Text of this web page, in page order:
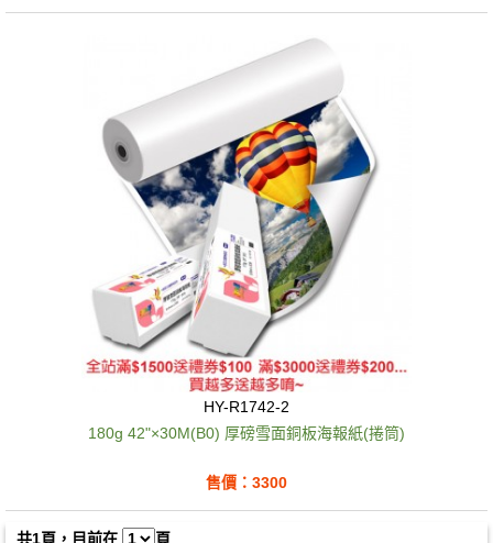
HY-R1742-2
180g 42"×30M(B0) 厚磅雪面銅板海報紙(捲筒)
售價：3300
共1頁，目前在 頁